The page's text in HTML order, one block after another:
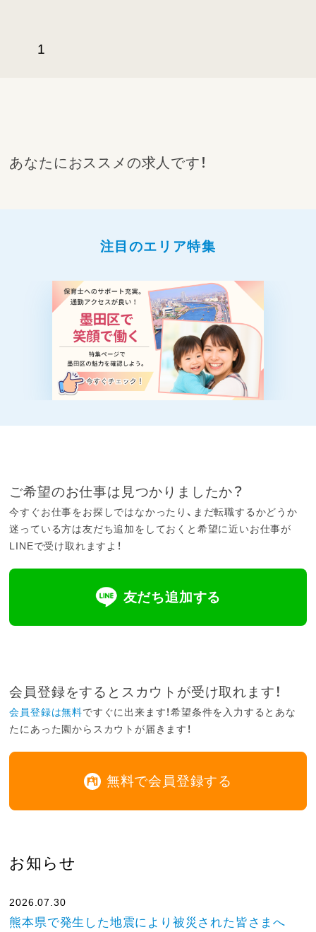
1
あなたにおススメの求人です！
注目のエリア特集
ご希望のお仕事は見つかりましたか？
今すぐお仕事をお探しではなかったり、まだ転職するかどうか
迷っている方は友だち追加をしておくと希望に近いお仕事が
LINEで受け取れますよ！
友だち追加する
会員登録をするとスカウトが受け取れます！
会員登録は無料ですぐに出来ます！希望条件を入力するとあな
たにあった園からスカウトが届きます！
無料で会員登録する
お知らせ
2026.07.30
熊本県で発生した地震により被災された皆さまへ